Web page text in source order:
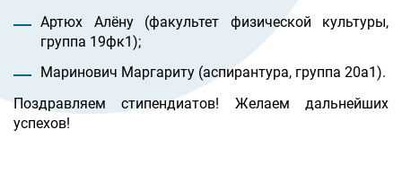
Артюх Алёну (факультет физической культуры,
группа 19фк1);
Маринович Маргариту (аспирантура, группа 20а1).
Поздравляем стипендиатов! Желаем дальнейших
успехов!